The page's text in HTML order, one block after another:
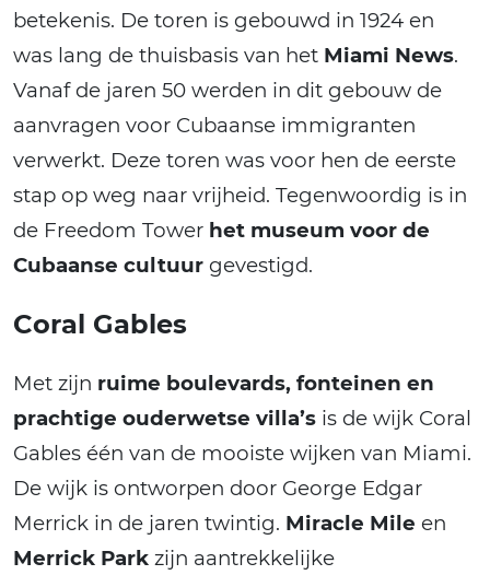
betekenis. De toren is gebouwd in 1924 en
was lang de thuisbasis van het Miami News.
Vanaf de jaren 50 werden in dit gebouw de
aanvragen voor Cubaanse immigranten
verwerkt. Deze toren was voor hen de eerste
stap op weg naar vrijheid. Tegenwoordig is in
de Freedom Tower het museum voor de
Cubaanse cultuur gevestigd.
Coral Gables
Met zijn ruime boulevards, fonteinen en
prachtige ouderwetse villa’s is de wijk Coral
Gables één van de mooiste wijken van Miami.
De wijk is ontworpen door George Edgar
Merrick in de jaren twintig. Miracle Mile en
Merrick Park zijn aantrekkelijke